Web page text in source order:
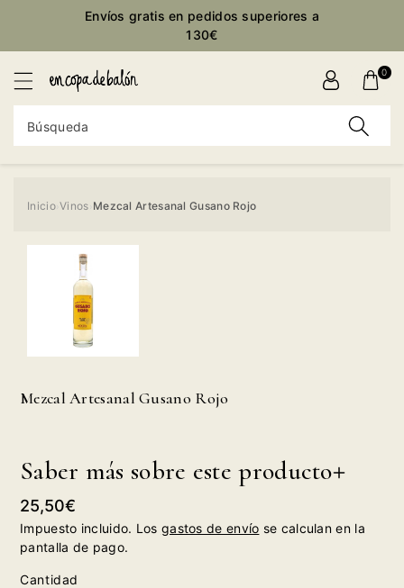
Envíos gratis en pedidos superiores a
130€
Búsqueda
0
Inicio›Vinos Mezcal Artesanal Gusano Rojo
producto
Mezcal Artesanal Gusano Rojo
Saber más sobre este producto
Precio
habitual
25,50€
Impuesto incluido. Los gastos de envío se calculan en la
pantalla de pago.
Cantidad